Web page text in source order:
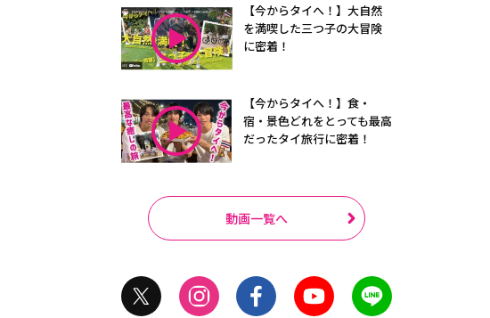
【今からタイへ！】大自然
を満喫した三つ子の大冒険
に密着！
【今からタイへ！】食・
宿・景色どれをとっても最高
だったタイ旅行に密着！
動画一覧へ